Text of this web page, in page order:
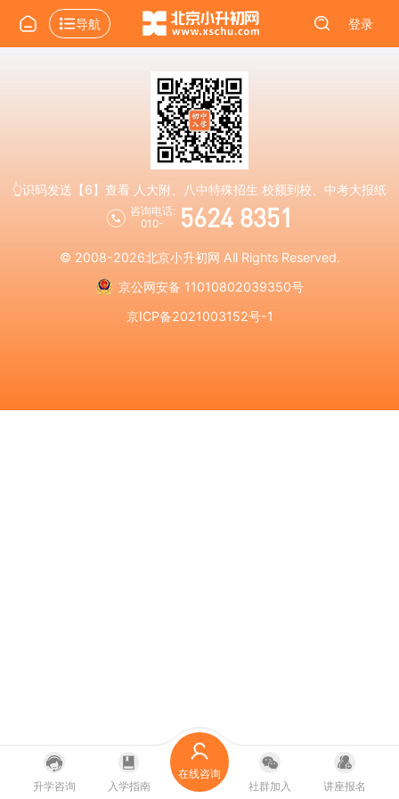
导航 登录
👆识码发送【6】查看 人大附、八中特殊招生 校额到校、中考大报纸
咨询电话:
010-
5624 8351
© 2008-2026北京小升初网 All Rights Reserved.
京公网安备 11010802039350号
京ICP备2021003152号-1
升学咨询 入学指南
在线咨询
社群加入
讲座报名